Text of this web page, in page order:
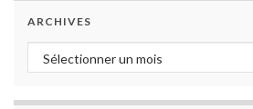
ARCHIVES
Archives